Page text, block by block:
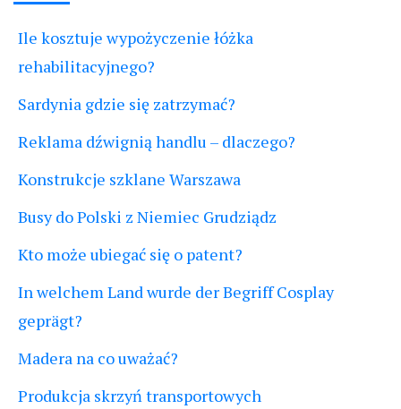
Ile kosztuje wypożyczenie łóżka
rehabilitacyjnego?
Sardynia gdzie się zatrzymać?
Reklama dźwignią handlu – dlaczego?
Konstrukcje szklane Warszawa
Busy do Polski z Niemiec Grudziądz
Kto może ubiegać się o patent?
In welchem Land wurde der Begriff Cosplay
geprägt?
Madera na co uważać?
Produkcja skrzyń transportowych